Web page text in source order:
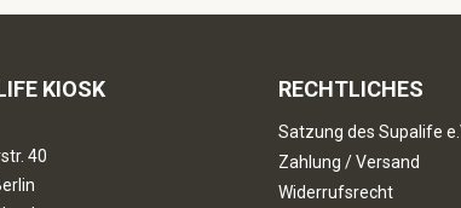
KIOSK
40
RECHTLICHES
Satzung des Supalife
Zahlung / Versand
Widerrufsrecht